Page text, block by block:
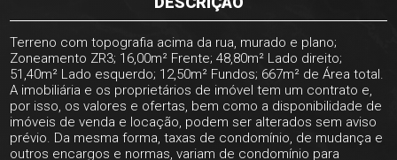
Terreno com topografia acima da rua, murado e plano;
Zoneamento ZR3; 16,00m² Frente; 48,80m² Lado direito;
51,40m² Lado esquerdo; 12,50m² Fundos; 667m² de Área total.
A imobiliária e os proprietários de imóvel tem um contrato e,
por isso, os valores e ofertas, bem como a disponibilidade de
imóveis de venda e locação, podem ser alterados sem aviso
prévio. Da mesma forma, taxas de condomínio, de mudança e
outros encargos e normas, variam de condomínio para